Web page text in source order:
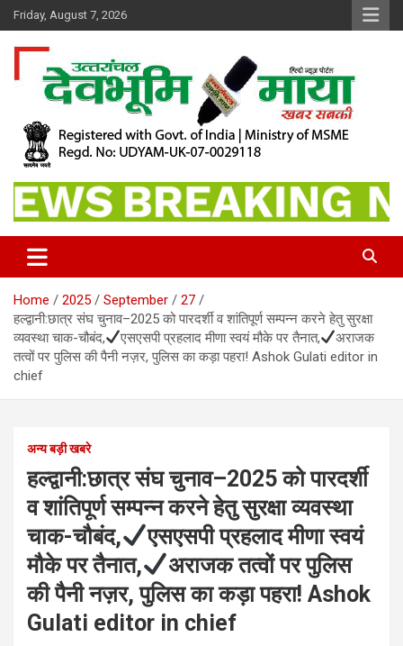
Skip
to
content
Friday, August 7, 2026
Dev Bhoomi Maya
Home 2025 September
27
हल्द्वानी:छात्र संघ चुनाव–2025 को पारदर्शी व शांतिपूर्ण सम्पन्न करने हेतु सुरक्षा
व्यवस्था चाक-चौबंद,
एसएसपी प्रहलाद मीणा स्वयं मौके पर तैनात,
अराजक
तत्वों पर पुलिस की पैनी नज़र, पुलिस का कड़ा पहरा! Ashok Gulati editor in
chief
अन्य बड़ी खबरे
हल्द्वानी:छात्र संघ चुनाव–2025 को पारदर्शी
व शांतिपूर्ण सम्पन्न करने हेतु सुरक्षा व्यवस्था
चाक-चौबंद,
एसएसपी प्रहलाद मीणा स्वयं
मौके पर तैनात,
अराजक तत्वों पर पुलिस
की पैनी नज़र, पुलिस का कड़ा पहरा! Ashok
Gulati editor in chief